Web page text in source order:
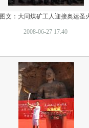
图文：大同煤矿工人迎接奥运圣
2008-06-27 17:40